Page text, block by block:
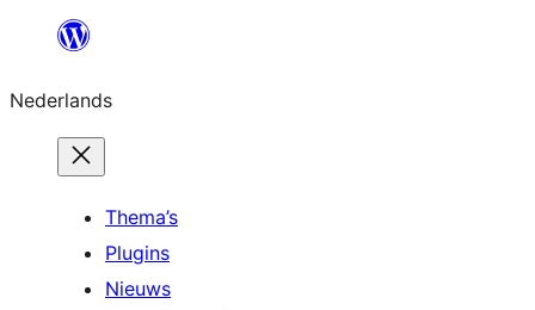
de
inhoud
Nederlands
Thema’s
Plugins
Nieuws